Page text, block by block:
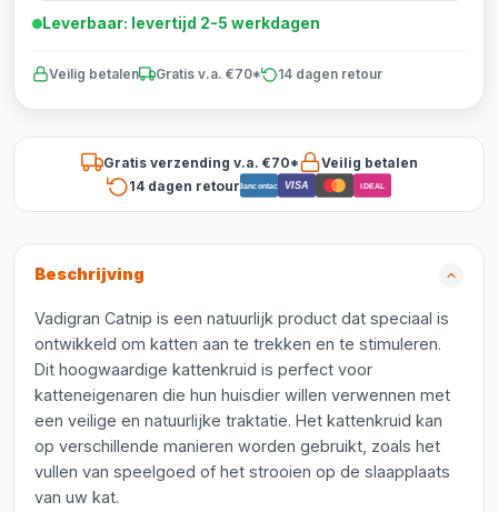
Leverbaar: levertijd 2-5 werkdagen
Veilig betalen Gratis v.a. €70* 14 dagen retour
Gratis verzending v.a. €70*
Veilig betalen
14 dagen retourBancontact VISA iDEAL
Beschrijving
Vadigran Catnip is een natuurlijk product dat speciaal is
ontwikkeld om katten aan te trekken en te stimuleren.
Dit hoogwaardige kattenkruid is perfect voor
katteneigenaren die hun huisdier willen verwennen met
een veilige en natuurlijke traktatie. Het kattenkruid kan
op verschillende manieren worden gebruikt, zoals het
vullen van speelgoed of het strooien op de slaapplaats
van uw kat.